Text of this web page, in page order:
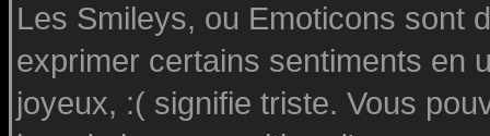
Les Smileys, ou Emoticons sont
exprimer certains sentiments en
joyeux, :( signifie triste. Vous